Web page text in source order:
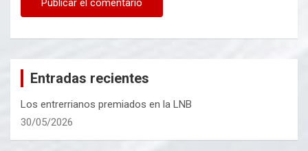
Entradas recientes
Los entrerrianos premiados en la LNB
30/05/2026